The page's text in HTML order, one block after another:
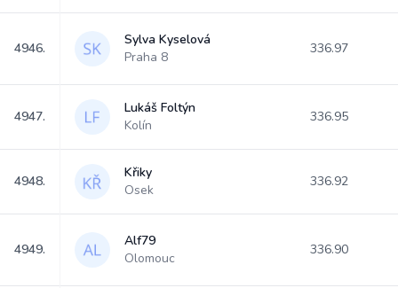
4946.
Sylva Kyselová
Praha 8
336.97
4947.
Lukáš Foltýn
Kolín
336.95
4948.
Křiky
Osek
336.92
4949.
Alf79
Olomouc
336.90